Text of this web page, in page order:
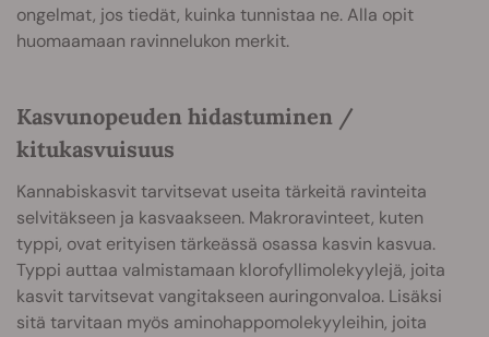
ongelmat, jos tiedät, kuinka tunnistaa ne. Alla opit
huomaamaan ravinnelukon merkit.
Kasvunopeuden hidastuminen /
kitukasvuisuus
Kannabiskasvit tarvitsevat useita tärkeitä ravinteita
selvitäkseen ja kasvaakseen. Makroravinteet, kuten
typpi, ovat erityisen tärkeässä osassa kasvin kasvua.
Typpi auttaa valmistamaan klorofyllimolekyylejä, joita
kasvit tarvitsevat vangitakseen auringonvaloa. Lisäksi
sitä tarvitaan myös aminohappomolekyyleihin, joita